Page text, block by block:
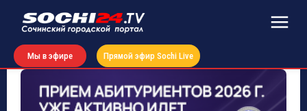
Мы в эфире Прямой эфир Sochi Live